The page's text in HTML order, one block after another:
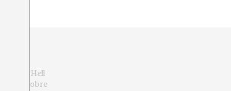
Hell
sobre